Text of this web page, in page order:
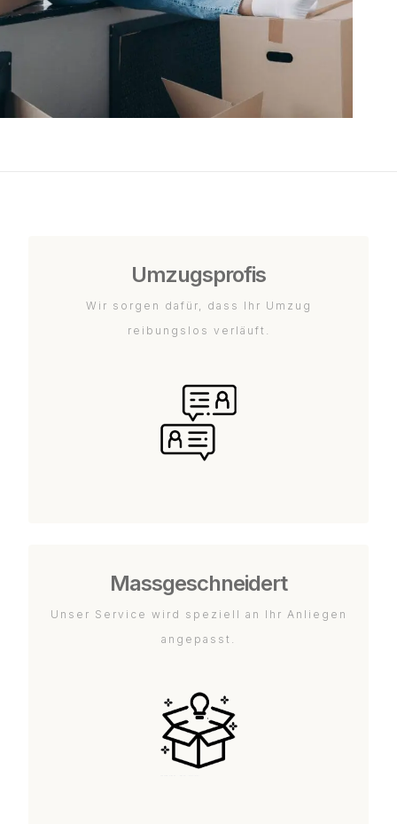
Umzugsprofis
Wir sorgen dafür, dass Ihr Umzug
reibungslos verläuft.
Massgeschneidert
Unser Service wird speziell an Ihr Anliegen
angepasst.